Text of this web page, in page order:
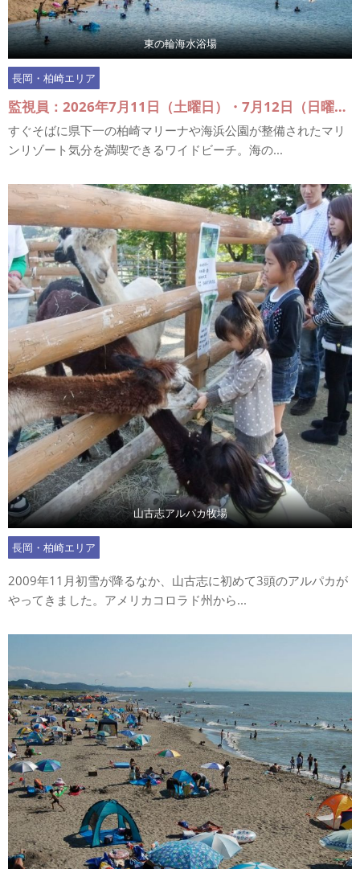
東の輪海水浴場
長岡・柏崎エリア
監視員：2026年7月11日（土曜日）・7月12日（日曜日）、7月18日（土曜日）～7月20日（月曜日）、7月25日（土曜日）・7月26日（日曜日）、8月1日（土曜日）・8月2日（日曜日）、8月6日（土曜日）～8月16日（日曜日）
すぐそばに県下一の柏崎マリーナや海浜公園が整備されたマリ
ンリゾート気分を満喫できるワイドビーチ。海の...
山古志アルパカ牧場
長岡・柏崎エリア
2009年11月初雪が降るなか、山古志に初めて3頭のアルパカが
やってきました。アメリカコロラド州から...